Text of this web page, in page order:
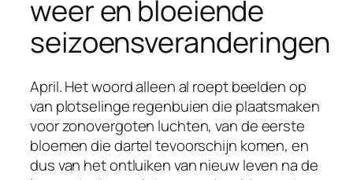
weer en bloeiende
seizoensveranderingen
April. Het woord alleen al roept beelden op
van plotselinge regenbuien die plaatsmaken
voor zonovergoten luchten, van de eerste
bloemen die dartel tevoorschijn komen, en
dus van het ontluiken van nieuw leven na de